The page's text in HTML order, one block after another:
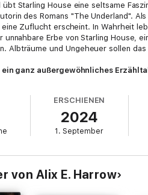
Starling House eine seltsame
des Romans "The Underland".
Zuflucht erscheint. In Wahrheit
unnahbare Erbe von Starling House,
Albträume und Ungeheuer sollen
ein ganz außergewöhnliches
ERSCHIENEN
2024
1. September
von Alix E. Harrow